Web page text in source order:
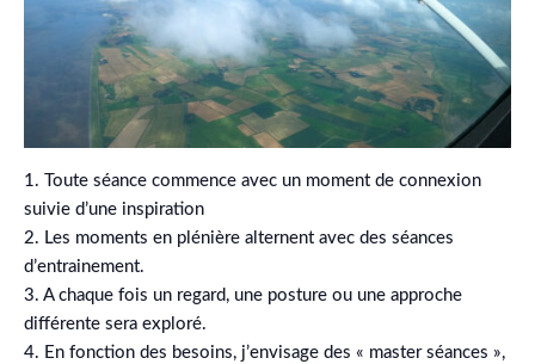
1. Toute séance commence avec un moment de connexion
suivie d’une inspiration
2. Les moments en plénière alternent avec des séances
d’entrainement.
3. A chaque fois un regard, une posture ou une approche
différente sera exploré.
4. En fonction des besoins, j’envisage des « master séances »,